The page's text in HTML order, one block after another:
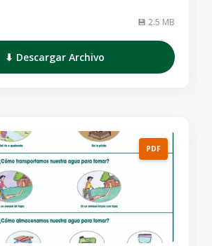
💾 2.5 MB
⬇ Descargar Archivo
PDF